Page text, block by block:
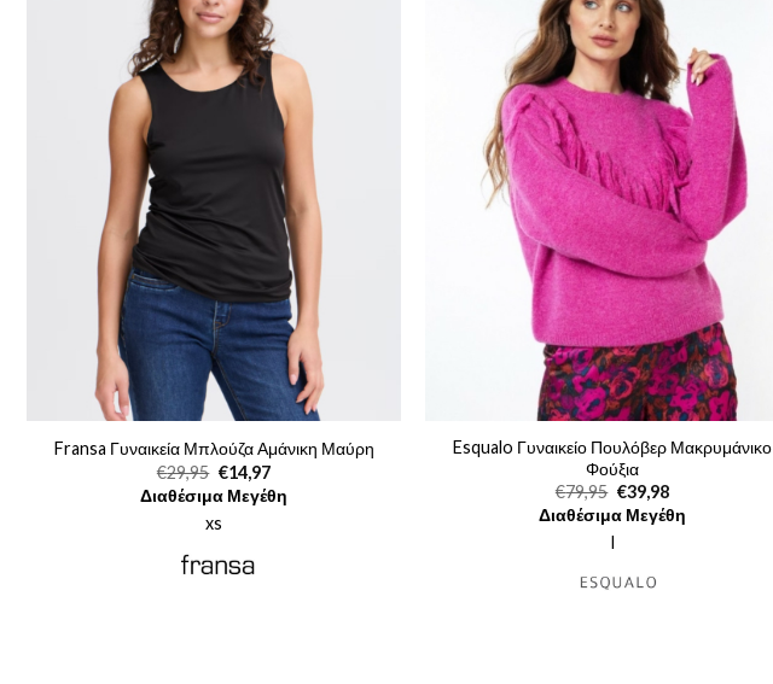
Fransa Γυναικεία Μπλούζα Αμάνικη Μαύρη
€29,95 Original
price
was:
€29,95.
€14,97Η
τρέχουσα
τιμή
Διαθέσιμα Μεγέθη
xs
Esqualo Γυναικείο Πουλόβερ Μακρυμάνικο
Φούξια
€79,95 Original
price
was:
€39,98Η
τρέχουσα
τιμή
Διαθέσιμα Μεγέθη
l